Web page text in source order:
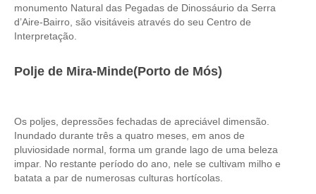
WineTours
Alentejo com prova de vinhos e azeite
Arrabida com Degustação de Vinhos e Queijo
Rota do Pastor
Rota do Salineiro
Birdwatching EVOA
Passeio de Natureza no Rio Tejo
monumento Natural das Pegadas de Dinossáurio da Serra
d’Aire-Bairro, são visitáveis através do seu Centro de
Interpretação.
Polje de Mira-Minde(Porto de Mós)
Os poljes, depressões fechadas de apreciável dimensão.
Inundado durante três a quatro meses, em anos de
pluviosidade normal, forma um grande lago de uma beleza
impar. No restante período do ano, nele se cultivam milho e
batata a par de numerosas culturas hortícolas.